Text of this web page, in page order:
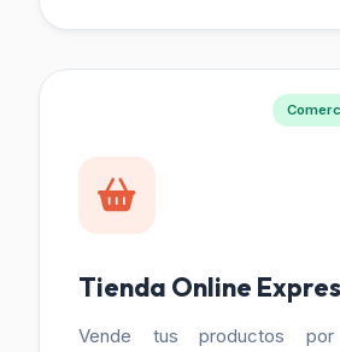
Tienda Online
Vende tus productos